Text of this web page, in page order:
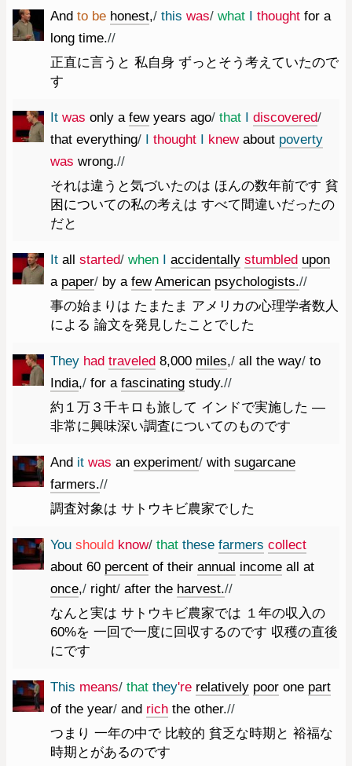
And to be honest,/ this was/ what I thought for a
long time.//
正直に言うと 私自身 ずっとそう考えていたので
す
It was only a few years ago/ that I discovered/
that everything/ I thought I knew about poverty
was wrong.//
それは違うと気づいたのは ほんの数年前です 貧
困についての私の考えは すべて間違いだったの
だと
It all started/ when I accidentally stumbled upon
a paper/ by a few American psychologists.//
事の始まりは たまたま アメリカの心理学者数人
による 論文を発見したことでした
They had traveled 8,000 miles,/ all the way/ to
India,/ for a fascinating study.//
約１万３千キロも旅して インドで実施した ―
非常に興味深い調査についてのものです
And it was an experiment/ with sugarcane
farmers.//
調査対象は サトウキビ農家でした
You should know/ that these farmers collect
about 60 percent of their annual income all at
once,/ right/ after the harvest.//
なんと実は サトウキビ農家では １年の収入の
60%を 一回で一度に回収するのです 収穫の直後
にです
This means/ that they're relatively poor one part
of the year/ and rich the other.//
つまり 一年の中で 比較的 貧乏な時期と 裕福な
時期とがあるのです